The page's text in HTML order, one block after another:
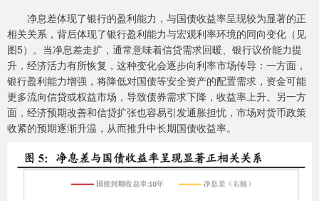
净息差体现了银行的盈利能力，与国债收益率呈现较为显著的正
相关关系，背后体现了银行盈利能力与宏观利率环境的同向变化（见
图5）。当净息差走扩，通常意味着信贷需求回暖、银行议价能力提
升，经济活力有所恢复，这种变化会逐步向利率市场传导：一方面，
银行盈利能力增强，将降低对国债等安全资产的配置需求，资金可能
更多流向信贷或权益市场，导致债券需求下降，收益率上升。另一方
面，经济预期改善和信贷扩张也容易引发通胀担忧，市场对货币政策
收紧的预期逐渐升温，从而推升中长期国债收益率。